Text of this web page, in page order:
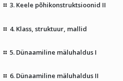
3. Keele põhikonstruktsioonid II
4. Klass, struktuur, mallid
5. Dünaamiline mäluhaldus I
6. Dünaamiline mäluhaldus II